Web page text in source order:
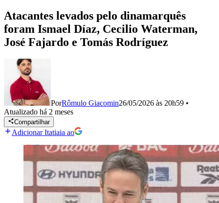
Atacantes levados pelo dinamarquês
foram Ismael Díaz, Cecilio Waterman,
José Fajardo e Tomás Rodríguez
PorRômulo Giacomin26/05/2026 às 20h59 •
Atualizado há 2 meses
Compartilhar
Adicionar Itatiaia ao